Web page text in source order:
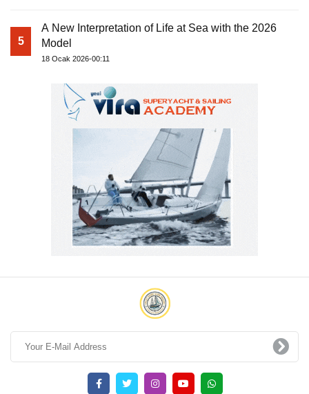
5
A New Interpretation of Life at Sea with the 2026
Model
18 Ocak 2026-00:11